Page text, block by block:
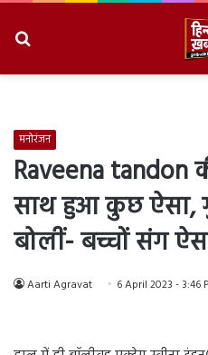
मनोरंजन
Raveena tandon
साथ हुआ कुछ ऐसा,
बोलीं- बच्चों संग
Aarti Agravat 6 April 2023 - 3:46